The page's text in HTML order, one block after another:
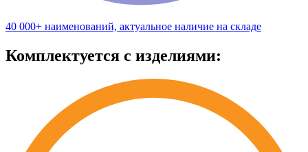
40 000+ наименований, актуальное наличие на складе
Комплектуется с изделиями: